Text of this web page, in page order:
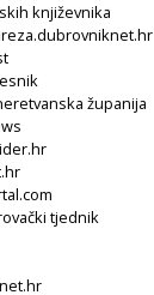
književnika
županija
tjednik